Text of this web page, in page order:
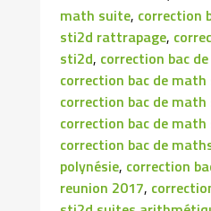
math suite, correction
sti2d rattrapage,
sti2d, correction bac
correction bac de
correction bac de
correction bac de
correction bac de
polynésie, correction
reunion 2017,